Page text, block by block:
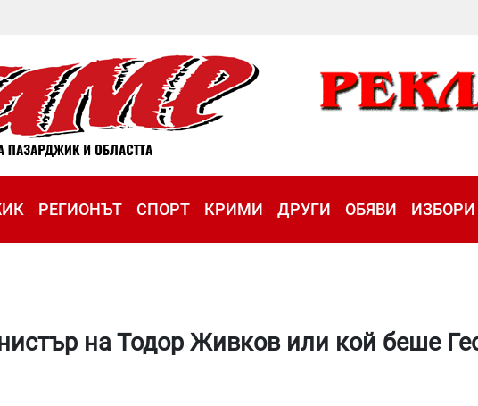
РЕГИОНЪТ СПОРТ КРИМИ ДРУГИ ОБЯВИ ИЗБОРИ
на Тодор Живков или кой беше